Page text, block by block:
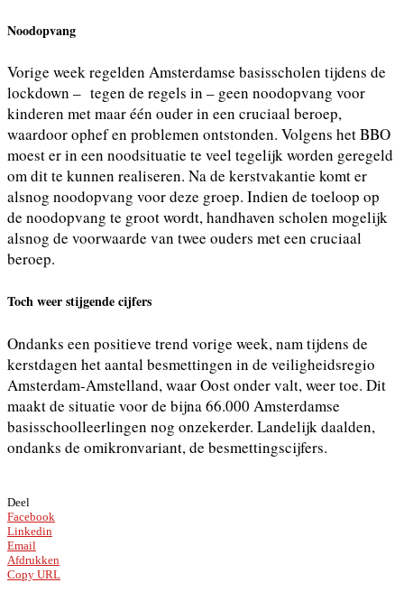
Noodopvang
Vorige week regelden Amsterdamse basisscholen tijdens de
lockdown – tegen de regels in – geen noodopvang voor
kinderen met maar één ouder in een cruciaal beroep,
waardoor ophef en problemen ontstonden. Volgens het BBO
moest er in een noodsituatie te veel tegelijk worden geregeld
om dit te kunnen realiseren. Na de kerstvakantie komt er
alsnog noodopvang voor deze groep. Indien de toeloop op
de noodopvang te groot wordt, handhaven scholen mogelijk
alsnog de voorwaarde van twee ouders met een cruciaal
beroep.
Toch weer stijgende cijfers
Ondanks een positieve trend vorige week, nam tijdens de
kerstdagen het aantal besmettingen in de veiligheidsregio
Amsterdam-Amstelland, waar Oost onder valt, weer toe. Dit
maakt de situatie voor de bijna 66.000 Amsterdamse
basisschoolleerlingen nog onzekerder. Landelijk daalden,
ondanks de omikronvariant, de besmettingscijfers.
Deel
Facebook
Linkedin
Email
Afdrukken
Copy URL